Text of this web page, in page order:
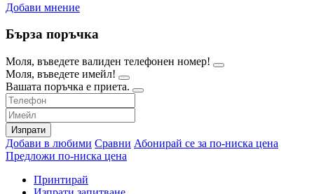
Добави мнение
Бърза поръчка
Моля, въведете валиден телефонен номер!
Моля, въведете имейл!
Вашата поръчка е приета.
Изпрати
Добави в любими Сравни Абонирай се за по-ниска цена
Предложи по-ниска цена
Принтирай